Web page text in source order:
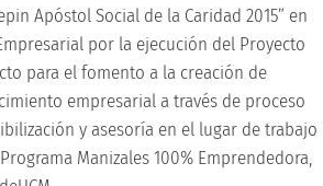
Apóstol Social de la Caridad 2015” en
por la ejecución del Proyecto
para el fomento a la creación de
empresarial a través de proceso
y asesoría en el lugar de trabajo
Manizales 100% Emprendedora,